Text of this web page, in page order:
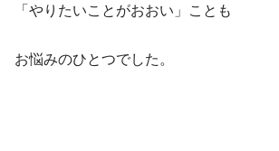
「やりたいことがおおい」ことも
お悩みのひとつでした。